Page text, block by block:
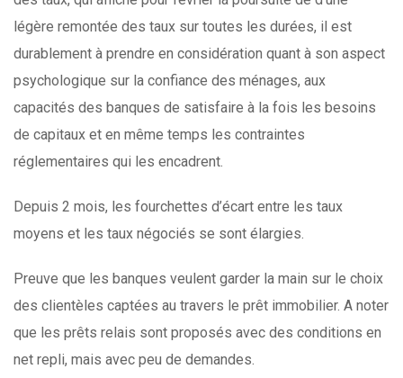
légère remontée des taux sur toutes les durées, il est
durablement à prendre en considération quant à son aspect
psychologique sur la confiance des ménages, aux
capacités des banques de satisfaire à la fois les besoins
de capitaux et en même temps les contraintes
réglementaires qui les encadrent.
Depuis 2 mois, les fourchettes d’écart entre les taux
moyens et les taux négociés se sont élargies.
Preuve que les banques veulent garder la main sur le choix
des clientèles captées au travers le prêt immobilier. A noter
que les prêts relais sont proposés avec des conditions en
net repli, mais avec peu de demandes.